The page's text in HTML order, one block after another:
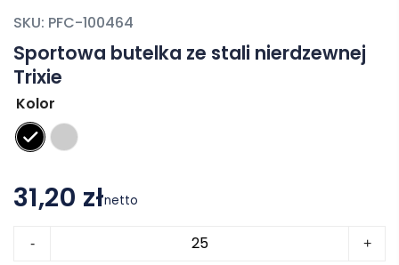
Sportowa butelka ze stali nierdzewnej
Trixie
SKU: PFC-100464
Kolor
31,20 złnetto
- +